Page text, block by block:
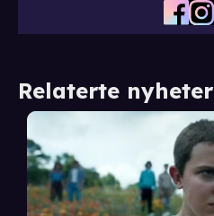
Relaterte nyheter